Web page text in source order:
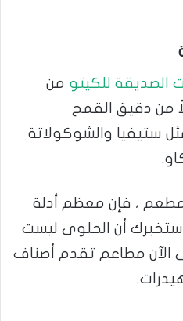
الصديقة للكيتو من
من دقيق القمح
ستيفيا والشوكولاتة
، فإن معظم أدلة
ستخبرك أن الحلوى ليست
الآن مطاعم تقدم أصناف